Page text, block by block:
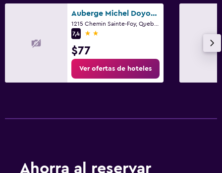
Auberge Michel Doyon Quebec City
7,4
2 estrellas
$77
Ver ofertas de hoteles
Ahorra al reservar